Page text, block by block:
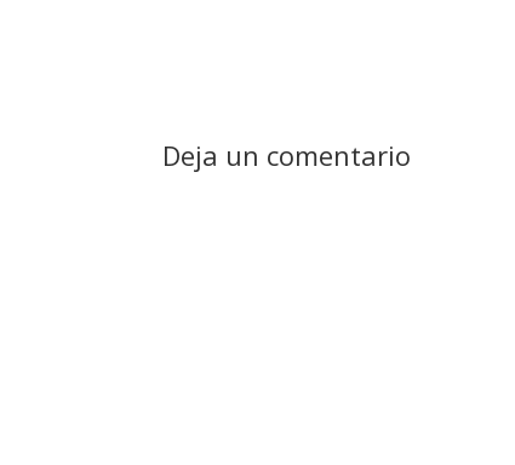
Deja un comentario